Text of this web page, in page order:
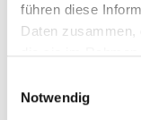
führen diese
Daten zusammen,
Notwendig
Kosten und
Ort und